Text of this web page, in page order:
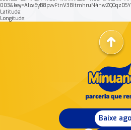
Latitude:
Longitude:
Baixe
Nossa história